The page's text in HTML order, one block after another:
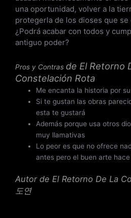
una oportunidad, volver a la
protegerla de los dioses que
¿Podrá acabar con todos y
antiguo poder?
Pros y Contras de El Retorno
Constelación Rota
Me encanta la historia por
Si te gustan las obras
esta te gustará
Además porque usa otros
muy llamativas
Lo peor es que no ofrece
antes pero el buen arte
Autor de El Retorno De La
도연